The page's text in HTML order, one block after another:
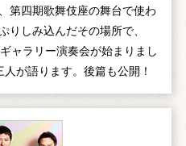
第四期歌舞伎座の舞台で使わ
りしみ込んだその場所で、
ャラリー演奏会が始まりまし
が語ります。後篇も公開！